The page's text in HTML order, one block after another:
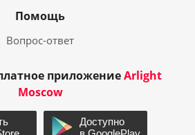
Помощь
Вопрос-ответ
приложениеArlight
Moscow